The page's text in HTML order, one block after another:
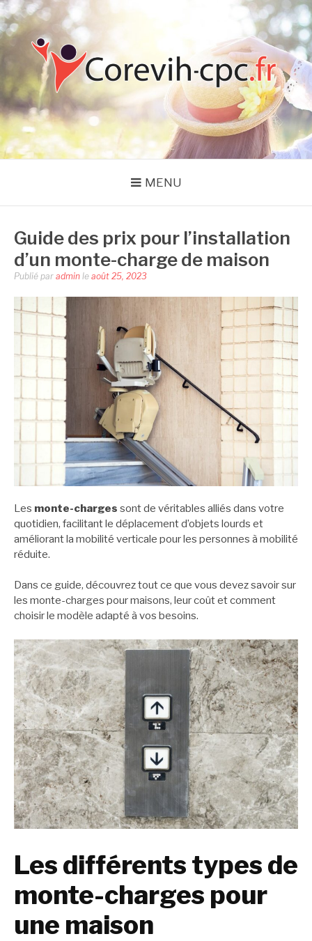
Aller
au
contenu
COREVIH CPC
MENU
Guide des prix pour l’installation
d’un monte-charge de maison
Publié par admin le août 25, 2023
Les monte-charges sont de véritables alliés dans votre
quotidien, facilitant le déplacement d’objets lourds et
améliorant la mobilité verticale pour les personnes à mobilité
réduite.
Dans ce guide, découvrez tout ce que vous devez savoir sur
les monte-charges pour maisons, leur coût et comment
choisir le modèle adapté à vos besoins.
Les différents types de
monte-charges pour
une maison